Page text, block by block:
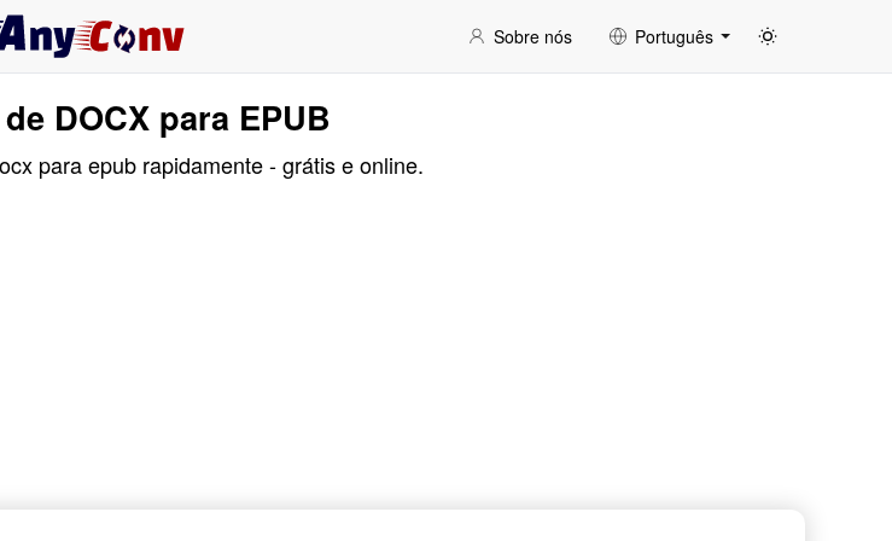
Sobre nós Português
DOCX para EPUB
para epub rapidamente - grátis e online.